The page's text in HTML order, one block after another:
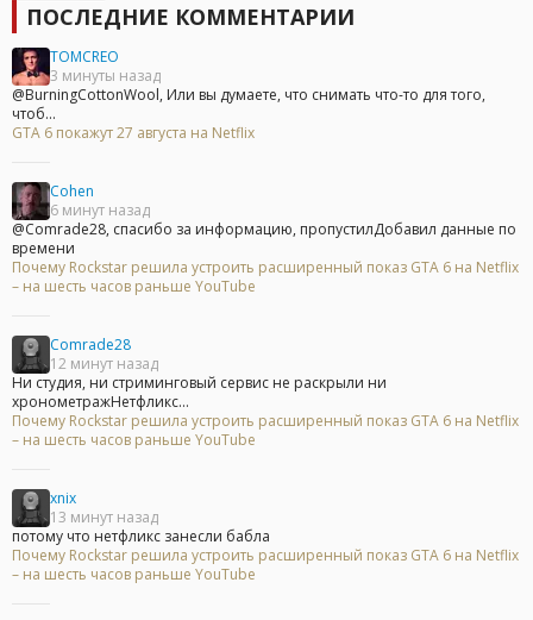
ПОСЛЕДНИЕ КОММЕНТАРИИ
TOMCREO
3 минуты назад
@BurningCottonWool, Или вы думаете, что снимать что-то для того,
чтоб...
GTA 6 покажут 27 августа на Netflix
Cohen
6 минут назад
@Comrade28, спасибо за информацию, пропустилДобавил данные по
времени
Почему Rockstar решила устроить расширенный показ GTA 6 на Netflix
– на шесть часов раньше YouTube
Comrade28
12 минут назад
Ни студия, ни стриминговый сервис не раскрыли ни
хронометражНетфликс...
Почему Rockstar решила устроить расширенный показ GTA 6 на Netflix
– на шесть часов раньше YouTube
xnix
13 минут назад
потому что нетфликс занесли бабла
Почему Rockstar решила устроить расширенный показ GTA 6 на Netflix
– на шесть часов раньше YouTube